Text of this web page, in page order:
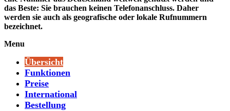
das Beste: Sie brauchen keinen Telefonanschluss. Daher
werden sie auch als geografische oder lokale Rufnummern
bezeichnet.
Menu
Übersicht
Funktionen
Preise
International
Bestellung